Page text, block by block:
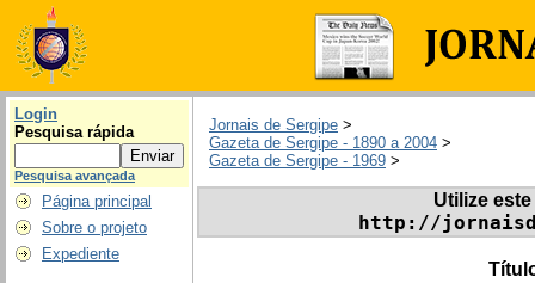
Login
Pesquisa rápida
Pesquisa avançada
Página principal
Sobre o projeto
Expediente
Jornais de Sergipe >
Gazeta de Sergipe - 1890 a 2004 >
Gazeta de Sergipe - 1969 >
Utilize
http://